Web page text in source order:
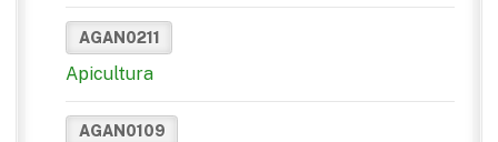
AGAN0211
Apicultura
AGAN0109